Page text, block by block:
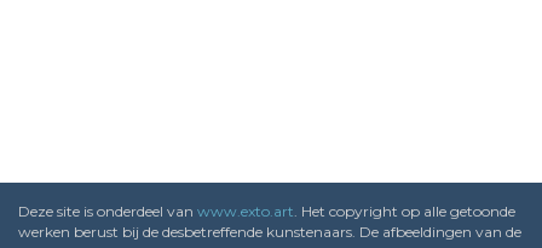
Deze site is onderdeel van www.exto.art. Het copyright op alle getoonde
werken berust bij de desbetreffende kunstenaars. De afbeeldingen van de